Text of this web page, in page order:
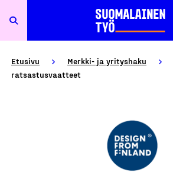
Etusivu Merkki- ja yrityshaku
ratsastusvaatteet